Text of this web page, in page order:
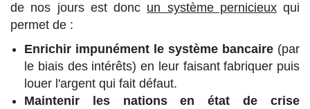
de nos jours est donc un système pernicieuxqui
permet de :
Enrichir impunément le système bancaire (par
le biais des intérêts) en leur faisant fabriquer puis
louer l'argent qui fait défaut.
Maintenir les nations en état de crise